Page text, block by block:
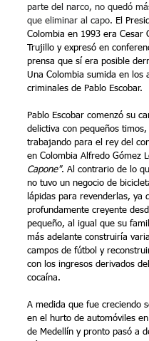
parte del narco, no quedó
que eliminar al capo. El
Colombia en 1993 era Cesar
Trujillo y expresó en
prensa que sí era posible
Una Colombia sumida en los
criminales de Pablo Escobar.
Pablo Escobar comenzó su
delictiva con pequeños
trabajando para el rey del
en Colombia Alfredo Gómez
Capone". Al contrario de lo
no tuvo un negocio de
lápidas para revenderlas, ya
profundamente creyente
pequeño, al igual que su
más adelante construiría
campos de fútbol y
con los ingresos derivados
cocaína.
A medida que fue creciendo
en el hurto de automóviles
de Medellín y pronto pasó a